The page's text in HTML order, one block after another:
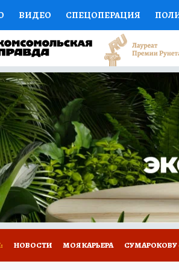
ВИДЕО СПЕЦОПЕРАЦИЯ
НАУКА АФИША
ЭКСПЕРТОВ ДОКТОР
ПОЛКА ПРОГНОЗЫ НА СПОРТ
ЦЕНТР НЕДВИЖИМОСТЬ
КП РЕКЛАМА ТЕСТЫ НОВОЕ
НОВОСТИ МОЯ КАРЬЕРА СУМАРОКОВУ